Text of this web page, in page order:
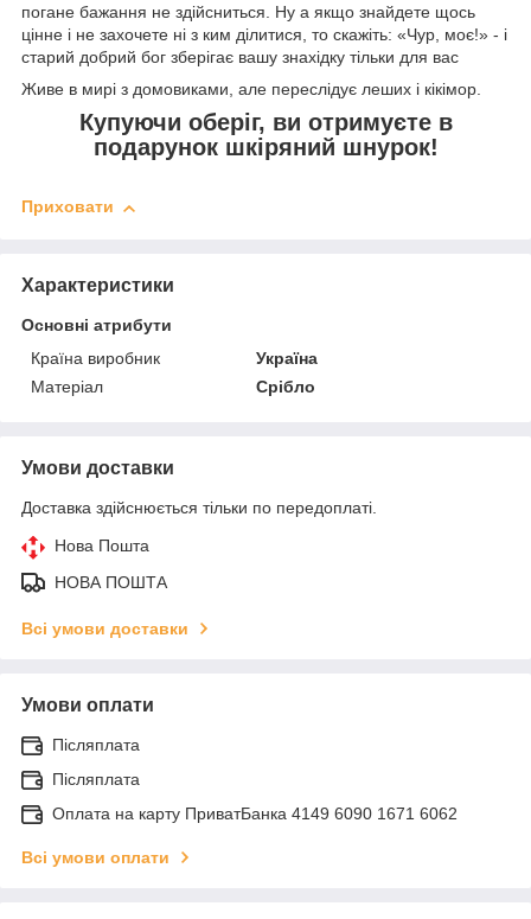
погане бажання не здійсниться. Ну а якщо знайдете щось
цінне і не захочете ні з ким ділитися, то скажіть: «Чур, моє!» - і
старий добрий бог зберігає вашу знахідку тільки для вас
Живе в мирі з домовиками, але переслідує леших і кікімор.
Купуючи оберіг, ви отримуєте в
подарунок шкіряний шнурок!
Приховати
Характеристики
Основні атрибути
Країна виробник
Україна
Матеріал
Срібло
Умови доставки
Доставка здійснюється тільки по передоплаті.
Нова Пошта
НОВА ПОШТА
Всі умови доставки
Умови оплати
Післяплата
Післяплата
Оплата на карту ПриватБанка 4149 6090 1671 6062
Всі умови оплати